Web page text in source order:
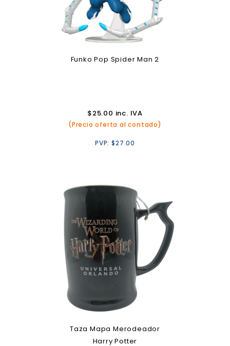
Funko Pop Spider Man 2
$25.00 inc. IVA
(Precio oferta al contado)
PVP:$27.00
Taza Mapa Merodeador
Harry Potter